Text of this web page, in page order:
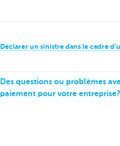
Déclarer un sinistre dans le cadre
Des questions ou problèmes
paiement pour votre entreprise?